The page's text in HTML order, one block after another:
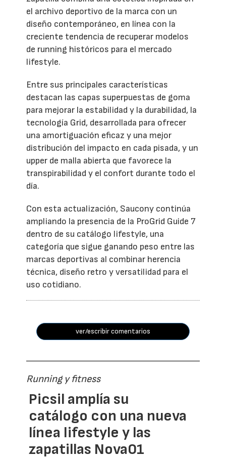
el archivo deportivo de la marca con un
diseño contemporáneo, en línea con la
creciente tendencia de recuperar modelos
de running históricos para el mercado
lifestyle.
Entre sus principales características
destacan las capas superpuestas de goma
para mejorar la estabilidad y la durabilidad, la
tecnología Grid, desarrollada para ofrecer
una amortiguación eficaz y una mejor
distribución del impacto en cada pisada, y un
upper de malla abierta que favorece la
transpirabilidad y el confort durante todo el
día.
Con esta actualización, Saucony continúa
ampliando la presencia de la ProGrid Guide 7
dentro de su catálogo lifestyle, una
categoría que sigue ganando peso entre las
marcas deportivas al combinar herencia
técnica, diseño retro y versatilidad para el
uso cotidiano.
ver/escribir comentarios
Running y fitness
Picsil amplía su
catálogo con una nueva
línea lifestyle y las
zapatillas Nova01